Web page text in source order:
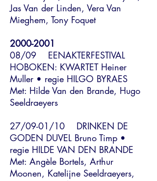
Jas Van der Linden, Vera Van
Mieghem, Tony Foquet
2000-2001
08/09 EENAKTERFESTIVAL
HOBOKEN: KWARTET Heiner
Muller • regie HILGO BYRAES
Met: Hilde Van den Brande, Hugo
Seeldraeyers
27/09-01/10 DRINKEN DE
GODEN DUVEL Bruno Timp •
regie HILDE VAN DEN BRANDE
Met: Angèle Bortels, Arthur
Moonen, Katelijne Seeldraeyers,